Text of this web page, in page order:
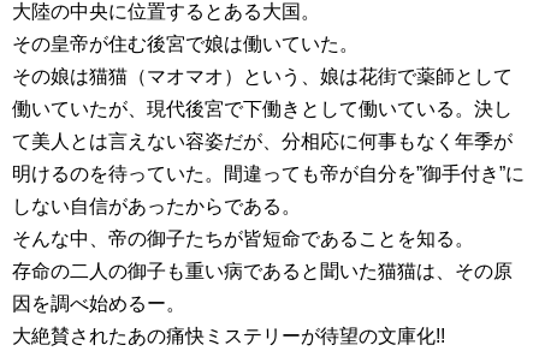
大陸の中央に位置するとある大国。
その皇帝が住む後宮で娘は働いていた。
その娘は猫猫（マオマオ）という、娘は花街で薬師として
働いていたが、現代後宮で下働きとして働いている。決し
て美人とは言えない容姿だが、分相応に何事もなく年季が
明けるのを待っていた。間違っても帝が自分を”御手付き”に
しない自信があったからである。
そんな中、帝の御子たちが皆短命であることを知る。
存命の二人の御子も重い病であると聞いた猫猫は、その原
因を調べ始めるー。
大絶賛されたあの痛快ミステリーが待望の文庫化!!